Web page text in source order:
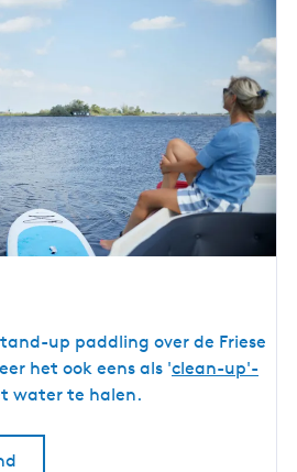
up paddling over de Friese
het ook eens als 'clean-up'-
water te halen.